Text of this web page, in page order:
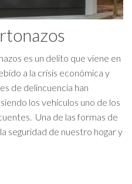
es un delito que viene en
a la crisis económica y
de delincuencia han
los vehículos uno de los
Una de las formas de
seguridad de nuestro hogar y